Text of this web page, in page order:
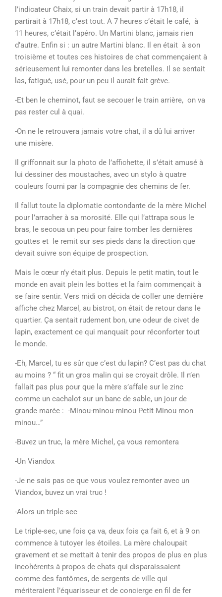
l’indicateur Chaix, si un train devait partir à 17h18, il
partirait à 17h18, c’est tout. A 7 heures c’était le café, à
11 heures, c’était l’apéro. Un Martini blanc, jamais rien
d’autre. Enfin si : un autre Martini blanc. Il en était à son
troisième et toutes ces histoires de chat commençaient à
sérieusement lui remonter dans les bretelles. Il se sentait
las, fatigué, usé, pour un peu il aurait fait grève.
-Et ben le cheminot, faut se secouer le train arrière, on va
pas rester cul à quai.
-On ne le retrouvera jamais votre chat, il a dû lui arriver
une misère.
Il griffonnait sur la photo de l’affichette, il s’était amusé à
lui dessiner des moustaches, avec un stylo à quatre
couleurs fourni par la compagnie des chemins de fer.
Il fallut toute la diplomatie contondante de la mère Michel
pour l’arracher à sa morosité. Elle qui l’attrapa sous le
bras, le secoua un peu pour faire tomber les dernières
gouttes et le remit sur ses pieds dans la direction que
devait suivre son équipe de prospection.
Mais le cœur n’y était plus. Depuis le petit matin, tout le
monde en avait plein les bottes et la faim commençait à
se faire sentir. Vers midi on décida de coller une dernière
affiche chez Marcel, au bistrot, on était de retour dans le
quartier. Ça sentait rudement bon, une odeur de civet de
lapin, exactement ce qui manquait pour réconforter tout
le monde.
-Eh, Marcel, tu es sûr que c’est du lapin? C’est pas du chat
au moins ? “ fit un gros malin qui se croyait drôle. Il n’en
fallait pas plus pour que la mère s’affale sur le zinc
comme un cachalot sur un banc de sable, un jour de
grande marée : -Minou-minou-minou Petit Minou mon
minou…”
-Buvez un truc, la mère Michel, ça vous remontera
-Un Viandox
-Je ne sais pas ce que vous voulez remonter avec un
Viandox, buvez un vrai truc !
-Alors un triple-sec
Le triple-sec, une fois ça va, deux fois ça fait 6, et à 9 on
commence à tutoyer les étoiles. La mère chaloupait
gravement et se mettait à tenir des propos de plus en plus
incohérents à propos de chats qui disparaissaient
comme des fantômes, de sergents de ville qui
mériteraient l’équarisseur et de concierge en fil de fer